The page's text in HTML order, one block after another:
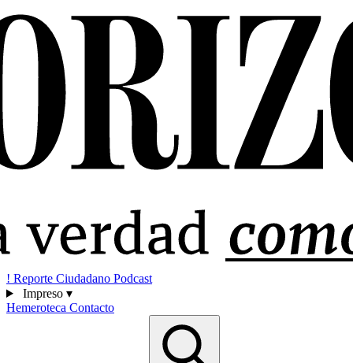
! Reporte Ciudadano Podcast
Impreso ▾
Hemeroteca Contacto